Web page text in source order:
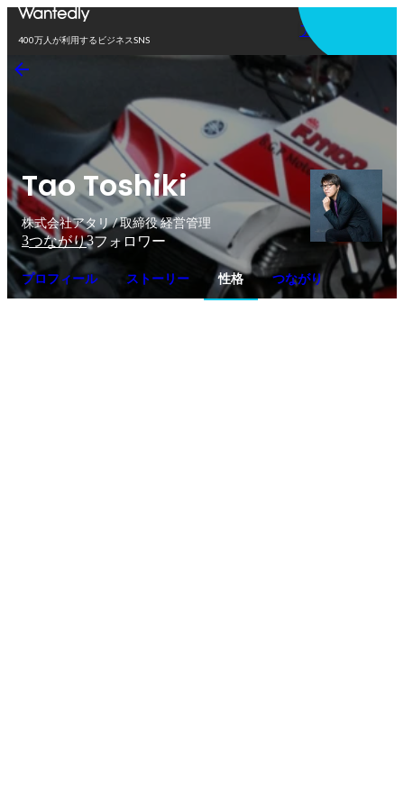
400万人が利用するビジネスSNS
アプリを使う
Tao Toshiki
株式会社アタリ / 取締役 経営管理
3つながり3フォロワー
プロフィール ストーリー 性格 つながり